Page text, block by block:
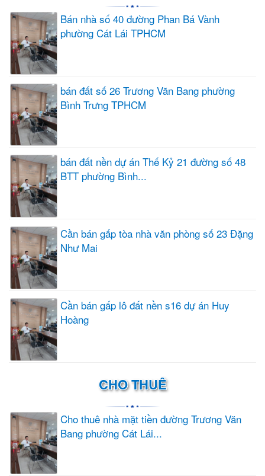
Bán nhà số 40 đường Phan Bá Vành
phường Cát Lái TPHCM
bán đất số 26 Trương Văn Bang phường
Bình Trưng TPHCM
bán đất nền dự án Thế Kỷ 21 đường số 48
BTT phường Bình...
Cần bán gấp tòa nhà văn phòng số 23 Đặng
Như Mai
Cần bán gấp lô đất nền s16 dự án Huy
Hoàng
CHO THUÊ
Cho thuê nhà mặt tiền đường Trương Văn
Bang phường Cát Lái...